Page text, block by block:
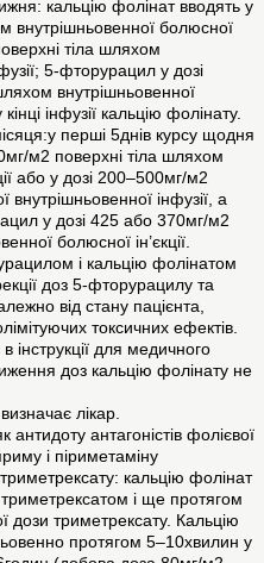
кальцію фолінат вводять у
внутрішньовенної болюсної
тіла шляхом
5-фторурацил у дозі
внутрішньовенної
інфузії кальцію фолінату.
перші 5днів курсу щодня
м2 поверхні тіла шляхом
або у дозі 200–500мг/м2
внутрішньовенної інфузії, а
у дозі 425 або 370мг/м2
болюсної ін’єкції.
і кальцію фолінатом
доз 5-фторурацилу та
від стану пацієнта,
токсичних ефектів.
інструкції для медичного
доз кальцію фолінату не
визначає лікар.
антагоністів фолієвої
і піриметаміну
кальцію фолінат
і ще протягом
дози триметрексату. Кальцію
протягом 5–10хвилин у